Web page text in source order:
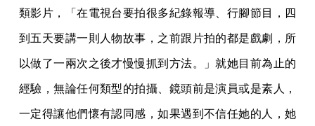
類影片，「在電視台要拍很多紀錄報導、行腳節目，四
到五天要講一則人物故事，之前跟片拍的都是戲劇，所
以做了一兩次之後才慢慢抓到方法。」就她目前為止的
經驗，無論任何類型的拍攝、鏡頭前是演員或是素人，
一定得讓他們懷有認同感，如果遇到不信任她的人，她